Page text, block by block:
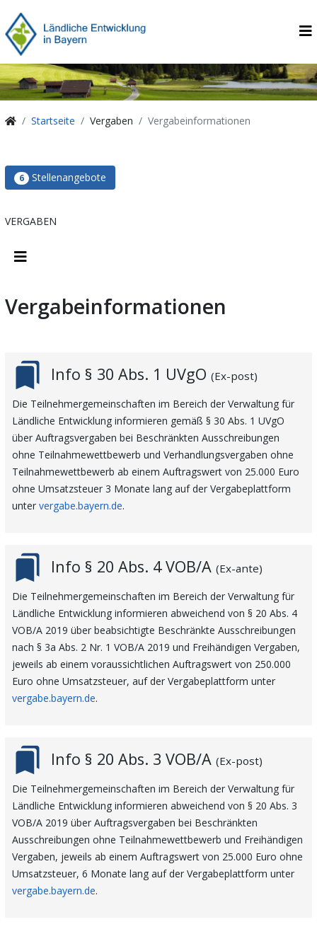
Startseite Vergaben Vergabeinformationen
6 Stellenangebote
VERGABEN
Vergabeinformationen
bookmarks Info § 30 Abs. 1 UVgO(Ex-post)
Die Teilnehmergemeinschaften im Bereich der Verwaltung für
Ländliche Entwicklung informieren gemäß § 30 Abs. 1 UVgO
über Auftragsvergaben bei Beschränkten Ausschreibungen
ohne Teilnahmewettbewerb und Verhandlungsvergaben ohne
Teilnahmewettbewerb ab einem Auftragswert von 25.000 Euro
ohne Umsatzsteuer 3 Monate lang auf der Vergabeplattform
untervergabe.bayern.de.
bookmarks Info § 20 Abs. 4 VOB/A(Ex-ante)
Die Teilnehmergemeinschaften im Bereich der Verwaltung für
Ländliche Entwicklung informieren abweichend von § 20 Abs. 4
VOB/A 2019 über beabsichtigte Beschränkte Ausschreibungen
nach § 3a Abs. 2 Nr. 1 VOB/A 2019 und Freihändigen Vergaben,
jeweils ab einem voraussichtlichen Auftragswert von 250.000
Euro ohne Umsatzsteuer, auf der Vergabeplattform unter
vergabe.bayern.de.
bookmarks Info § 20 Abs. 3 VOB/A(Ex-post)
Die Teilnehmergemeinschaften im Bereich der Verwaltung für
Ländliche Entwicklung informieren abweichend von § 20 Abs. 3
VOB/A 2019 über Auftragsvergaben bei Beschränkten
Ausschreibungen ohne Teilnahmewettbewerb und Freihändigen
Vergaben, jeweils ab einem Auftragswert von 25.000 Euro ohne
Umsatzsteuer, 6 Monate lang auf der Vergabeplattform unter
vergabe.bayern.de.